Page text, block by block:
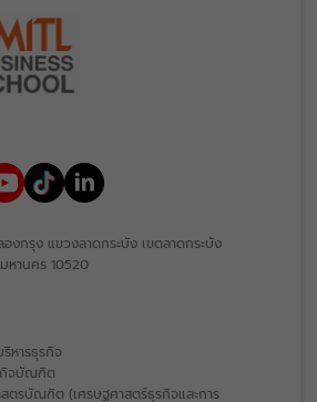
งกรุง แขวงลาดกระบัง เขตลาดกระบัง
หานคร 10520
หารธุรกิจ
กิจบัณฑิต
ตรบัณฑิต (เศรษฐศาสตร์ธุรกิจและการ